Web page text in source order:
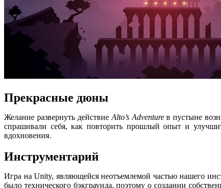
Прекрасные дюны
Желание развернуть действие Alto’s Adventureв пустыне
спрашивали себя, как повторить прошлый опыт и
вдохновения.
Инструментарий
Игра на Unity, являющейся неотъемлемой частью нашего
было технического бэкграунда, поэтому о создании